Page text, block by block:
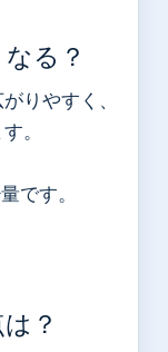
る？
りやすく、
。
です。
？